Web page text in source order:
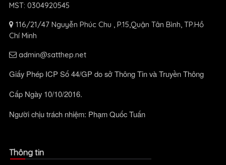
MST: 0304920545
116/21/47 Nguyễn Phúc Chu , P.15,Quận Tân Bình, TP.Hồ
Chí Minh
admin@satthep.net
Giấy Phép ICP Số 44/GP do sở Thông Tin và Truyền Thông
Cấp Ngày 10/10/2016.
Người chịu trách nhiệm: Phạm Quốc Tuấn
Thông tin